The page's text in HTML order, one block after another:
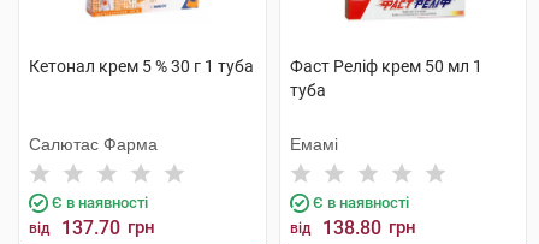
Кетонал крем 5 % 30 г 1 туба
Салютас Фарма
Є в наявності
від 137.70 грн
Фаст Реліф крем 50 мл 1
туба
Емамі
Є в наявності
від 138.80 грн